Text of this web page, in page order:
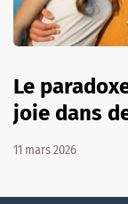
Le
joie dans
11 mars 2026